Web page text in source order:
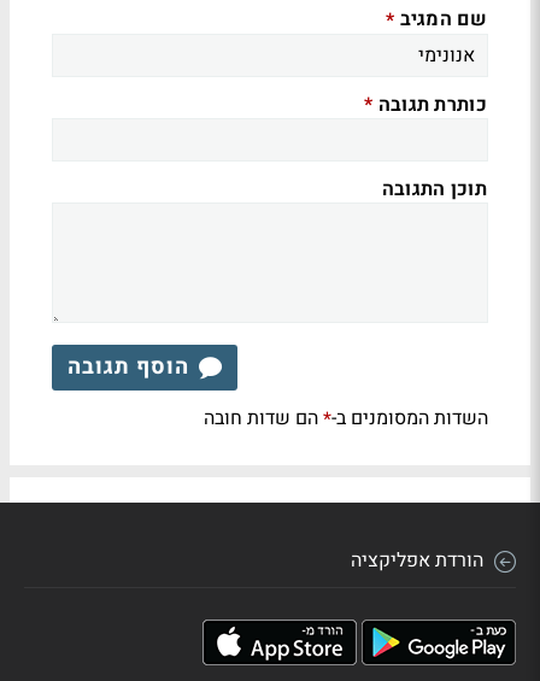
שם המגיב *
כותרת תגובה *
תוכן התגובה
הוסף תגובה
השדות המסומנים ב-*הם שדות חובה
הורדת אפליקציה